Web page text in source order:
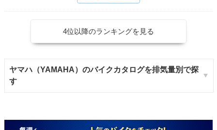
4位以降のランキングを見る
ヤマハ（YAMAHA）のバイクカタログを排気量別で探
す